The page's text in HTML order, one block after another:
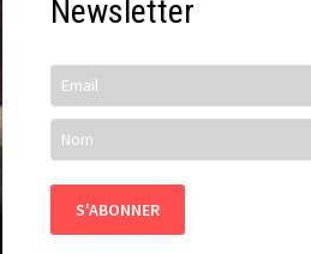
Newsletter